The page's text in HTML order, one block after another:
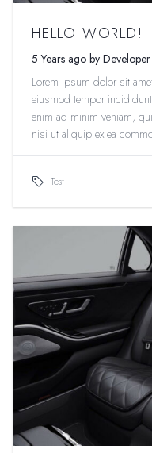
HELLO WORLD!
5 Years ago by Developer
Lorem ipsum dolor sit
eiusmod tempor
enim ad minim veniam,
nisi ut aliquip ex ea
Test